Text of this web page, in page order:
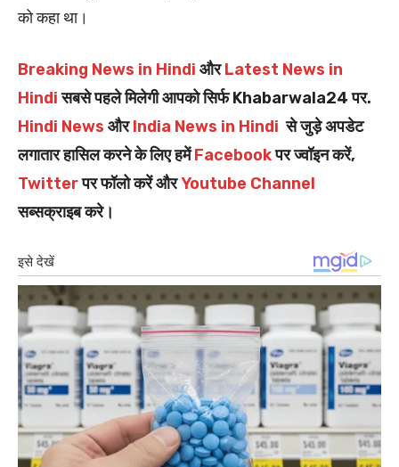
को कहा था।
Breaking News in Hindi औरLatest News in
Hindiसबसे पहले मिलेगी आपको सिर्फ Khabarwala24 पर.
Hindi News औरIndia News in Hindi से जुड़े अपडेट
लगातार हासिल करने के लिए हमेंFacebookपर ज्वॉइन करें,
Twitterपर फॉलो करें औरYoutube Channel
सब्सक्राइब करे।